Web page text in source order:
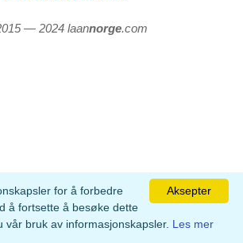
— 2024 laannorge.com
Aksepter
for å forbedre
å fortsette å besøke dette
vår bruk av informasjonskapsler. Les mer